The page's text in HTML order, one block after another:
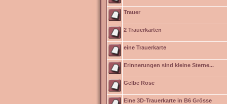
Trauer
2 Trauerkarten
eine Trauerkarte
Erinnerungen sind kleine Sterne...
Gelbe Rose
Eine 3D-Trauerkarte in B6 Grösse